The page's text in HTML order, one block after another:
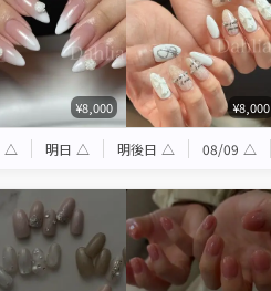
¥8,000 ¥8,000
△ 明日 △ 明後日 △ 08/09 △